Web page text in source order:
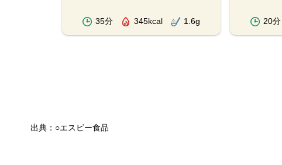
35分 345kcal 1.6g 20分
出典：○エスビー食品